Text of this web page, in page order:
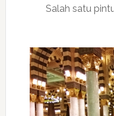
Salah satu